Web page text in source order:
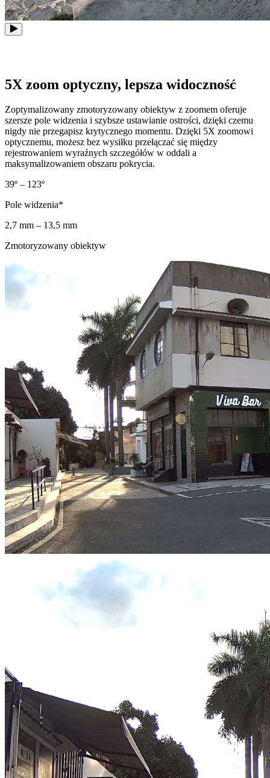
5X zoom optyczny, lepsza widoczność
Zoptymalizowany zmotoryzowany obiektyw z zoomem oferuje
szersze pole widzenia i szybsze ustawianie ostrości, dzięki czemu
nigdy nie przegapisz krytycznego momentu. Dzięki 5X zoomowi
optycznemu, możesz bez wysiłku przełączać się między
rejestrowaniem wyraźnych szczegółów w oddali a
maksymalizowaniem obszaru pokrycia.
39º – 123º
Pole widzenia*
2,7 mm – 13,5 mm
Zmotoryzowany obiektyw